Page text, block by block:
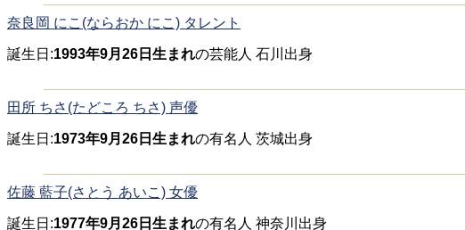
奈良岡 にこ(ならおか にこ) タレント
誕生日:1993年9月26日生まれの芸能人 石川出身
田所 ちさ(たどころ ちさ) 声優
誕生日:1973年9月26日生まれの有名人 茨城出身
佐藤 藍子(さとう あいこ) 女優
誕生日:1977年9月26日生まれの有名人 神奈川出身